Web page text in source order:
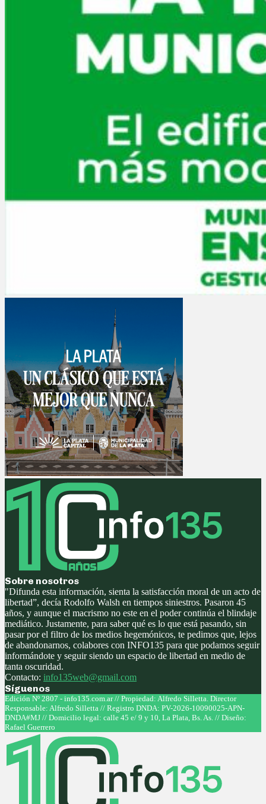
Sobre nosotros
"Difunda esta información, sienta la satisfacción moral de un acto de
libertad”, decía Rodolfo Walsh en tiempos siniestros. Pasaron 45
años, y aunque el macrismo no este en el poder continúa el blindaje
mediático. Justamente, para saber qué es lo que está pasando, sin
pasar por el filtro de los medios hegemónicos, te pedimos que, lejos
de abandonarnos, colabores con INFO135 para que podamos seguir
informándote y seguir siendo un espacio de libertad en medio de
tanta oscuridad.
Contacto: info135web@gmail.com
Síguenos
Facebook
Twitter
Instagram
Youtube
Edición Nº 2807 - info135.com.ar // Propiedad: Alfredo Silletta. Director
Responsable: Alfredo Silletta // Registro DNDA: PV-2026-10090025-APN-
DNDA#MJ // Domicilio legal: calle 45 e/ 9 y 10, La Plata, Bs. As. // Diseño:
Rafael Guerrero